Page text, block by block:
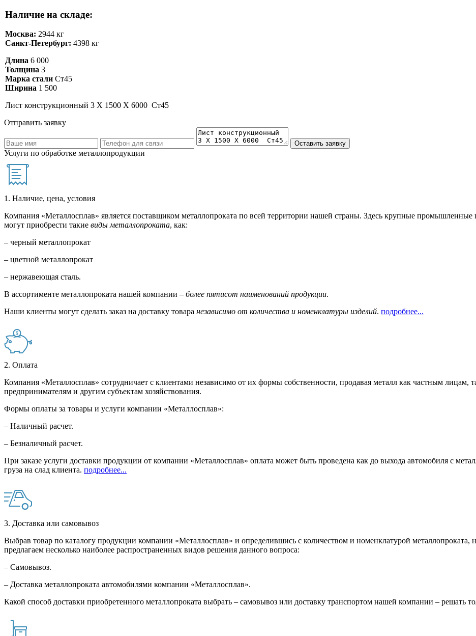
Наличие на складе:
Москва: 2944 кг
Санкт-Петербург: 4398 кг
Длина 6 000
Толщина 3
Марка стали Ст45
Ширина 1 500
Лист конструкционный 3 Х 1500 Х 6000 Ст45
Отправить заявку
Услуги по обработке металлопродукции
1. Наличие, цена, условия
Компания «Металлосплав» является поставщиком металлопроката по всей территории нашей страны. Здесь крупные
могут приобрести такие виды металлопроката, как:
– черный металлопрокат
– цветной металлопрокат
– нержавеющая сталь.
В ассортименте металлопроката нашей компании – более пятисот наименований продукции.
Наши клиенты могут сделать заказ на доставку товара независимо от количества и номенклатуры изделий. подробнее...
2. Оплата
Компания «Металлосплав» сотрудничает с клиентами независимо от их формы собственности, продавая металл как частным
предпринимателям и другим субъектам хозяйствования.
Формы оплаты за товары и услуги компании «Металлосплав»:
– Наличный расчет.
– Безналичный расчет.
При заказе услуги доставки продукции от компании «Металлосплав» оплата может быть проведена как до выхода автомобиля с
груза на слад клиента. подробнее...
3. Доставка или самовывоз
Выбрав товар по каталогу продукции компании «Металлосплав» и определившись с количеством и номенклатурой металлопроката,
предлагаем несколько наиболее распространенных видов решения данного вопроса:
– Самовывоз.
– Доставка металлопроката автомобилями компании «Металлосплав».
Какой способ доставки приобретенного металлопроката выбрать – самовывоз или доставку транспортом нашей компании – решать